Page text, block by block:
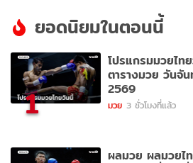
ยอดนิยมในตอนนี้
1
โปรแกรมมวยไ
ตารางมวย วันจั
2569
มวย 3 ชั่วโมงที่แล้ว
ผลมวย ผลมวยไ